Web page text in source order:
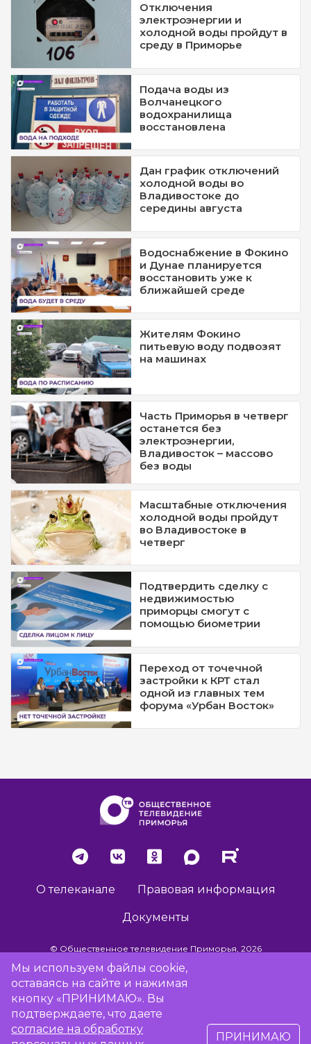
Отключения
электроэнергии и
холодной воды пройдут в
среду в Приморье
Подача воды из
Волчанецкого
водохранилища
восстановлена
Дан график отключений
холодной воды во
Владивостоке до
середины августа
Водоснабжение в Фокино
и Дунае планируется
восстановить уже к
ближайшей среде
Жителям Фокино
питьевую воду подвозят
на машинах
Часть Приморья в четверг
останется без
электроэнергии,
Владивосток – массово
без воды
Масштабные отключения
холодной воды пройдут
во Владивостоке в
четверг
Подтвердить сделку с
недвижимостью
приморцы смогут с
помощью биометрии
Переход от точечной
застройки к КРТ стал
одной из главных тем
форума «Урбан Восток»
О телеканале Правовая информация
Документы
© Общественное телевидение Приморья, 2026
Разработка сайта -
Мы используем файлы cookie,
оставаясь на сайте и нажимая
кнопку «ПРИНИМАЮ». Вы
подтверждаете, что даете
согласие на обработку
ПРИНИМАЮ